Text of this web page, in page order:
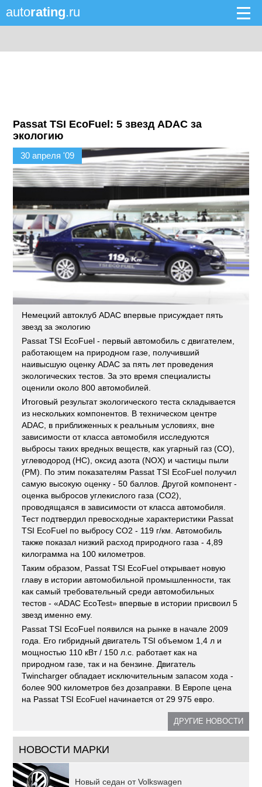
autorating.ru
Passat TSI EcoFuel: 5 звезд ADAC за
экологию
30 апреля '09
Немецкий автоклуб ADAC впервые присуждает пять
звезд за экологию
Passat TSI EcoFuel - первый автомобиль с двигателем,
работающем на природном газе, получивший
наивысшую оценку ADAC за пять лет проведения
экологических тестов. За это время специалисты
оценили около 800 автомобилей.
Итоговый результат экологического теста складывается
из нескольких компонентов. В техническом центре
ADAC, в приближенных к реальным условиях, вне
зависимости от класса автомобиля исследуются
выбросы таких вредных веществ, как угарный газ (CO),
углеводород (HC), оксид азота (NOX) и частицы пыли
(PM). По этим показателям Passat TSI EcoFuel получил
самую высокую оценку - 50 баллов. Другой компонент -
оценка выбросов углекислого газа (CO2),
проводящаяся в зависимости от класса автомобиля.
Тест подтвердил превосходные характеристики Passat
TSI EcoFuel по выбросу CO2 - 119 г/км. Автомобиль
также показал низкий расход природного газа - 4,89
килограмма на 100 километров.
Таким образом, Passat TSI EcoFuel открывает новую
главу в истории автомобильной промышленности, так
как самый требовательный среди автомобильных
тестов - «ADAC EcoTest» впервые в истории присвоил 5
звезд именно ему.
Passat TSI EcoFuel появился на рынке в начале 2009
года. Его гибридный двигатель TSI объемом 1,4 л и
мощностью 110 кВт / 150 л.с. работает как на
природном газе, так и на бензине. Двигатель
Twincharger обладает исключительным запасом хода -
более 900 километров без дозаправки. В Европе цена
на Passat TSI EcoFuel начинается от 29 975 евро.
ДРУГИЕ НОВОСТИ
НОВОСТИ МАРКИ
Новый седан от Volkswagen